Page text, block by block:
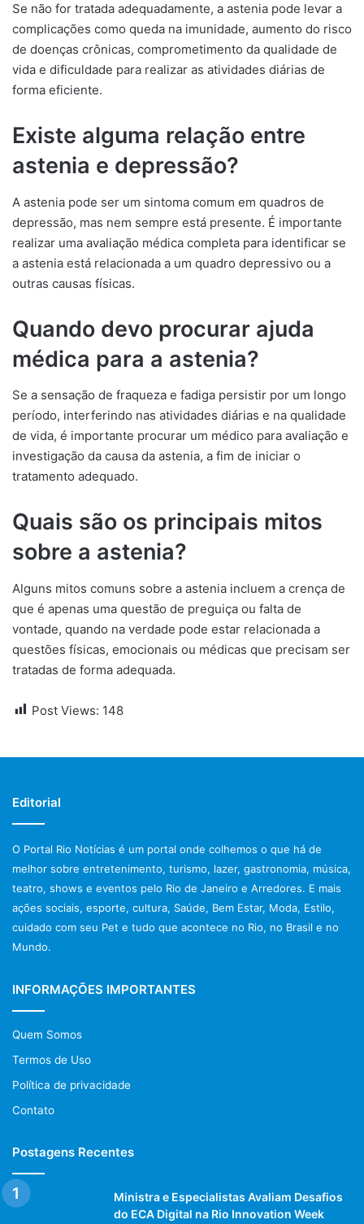
Se não for tratada adequadamente, a astenia pode levar a
complicações como queda na imunidade, aumento do risco
de doenças crônicas, comprometimento da qualidade de
vida e dificuldade para realizar as atividades diárias de
forma eficiente.
Existe alguma relação entre
astenia e depressão?
A astenia pode ser um sintoma comum em quadros de
depressão, mas nem sempre está presente. É importante
realizar uma avaliação médica completa para identificar se
a astenia está relacionada a um quadro depressivo ou a
outras causas físicas.
Quando devo procurar ajuda
médica para a astenia?
Se a sensação de fraqueza e fadiga persistir por um longo
período, interferindo nas atividades diárias e na qualidade
de vida, é importante procurar um médico para avaliação e
investigação da causa da astenia, a fim de iniciar o
tratamento adequado.
Quais são os principais mitos
sobre a astenia?
Alguns mitos comuns sobre a astenia incluem a crença de
que é apenas uma questão de preguiça ou falta de
vontade, quando na verdade pode estar relacionada a
questões físicas, emocionais ou médicas que precisam ser
tratadas de forma adequada.
Post Views: 148
Editorial
O Portal Rio Notícias é um portal onde colhemos o que há de
melhor sobre entretenimento, turismo, lazer, gastronomia, música,
teatro, shows e eventos pelo Rio de Janeiro e Arredores. E mais
ações sociais, esporte, cultura, Saúde, Bem Estar, Moda, Estilo,
cuidado com seu Pet e tudo que acontece no Rio, no Brasil e no
Mundo.
INFORMAÇÕES IMPORTANTES
Quem Somos
Termos de Uso
Política de privacidade
Contato
Postagens Recentes
Ministra e Especialistas Avaliam Desafios
do ECA Digital na Rio Innovation Week